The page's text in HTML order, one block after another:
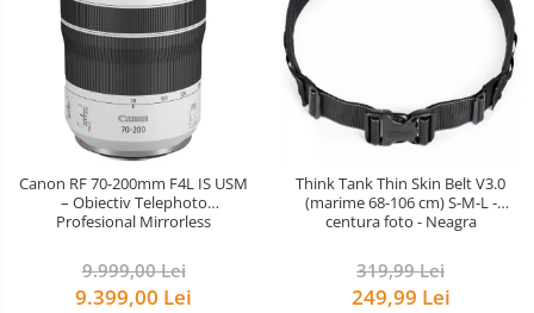
Canon RF 70-200mm F4L IS USM
– Obiectiv Telephoto
Profesional Mirrorless
9.999,00 Lei
9.399,00 Lei
Think Tank Thin Skin Belt V3.0
(marime 68-106 cm) S-M-L -
centura foto - Neagra
319,99 Lei
249,99 Lei